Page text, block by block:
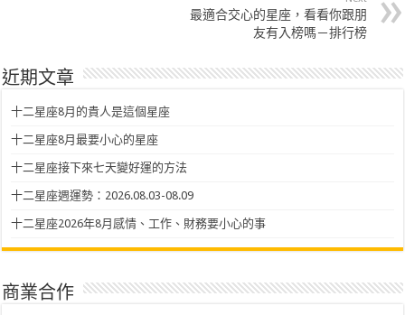
最適合交心的星座，看看你跟朋
友有入榜嗎－排行榜
近期文章
十二星座8月的貴人是這個星座
十二星座8月最要小心的星座
十二星座接下來七天變好運的方法
十二星座週運勢：2026.08.03-08.09
十二星座2026年8月感情、工作、財務要小心的事
商業合作